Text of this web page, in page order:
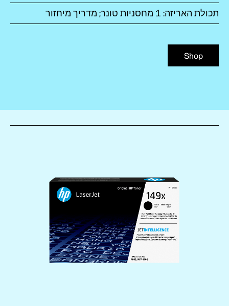
תכולת האריזה: 1 מחסניות טונר; מדריך מיחזור
Shop